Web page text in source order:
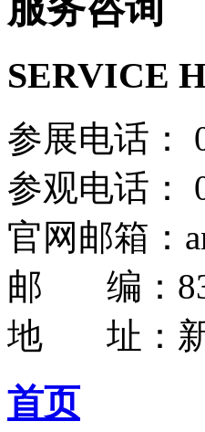
服务咨询
SERVICE
参展电话
参观电
官网邮箱：
邮 编：
地 址：新
首页